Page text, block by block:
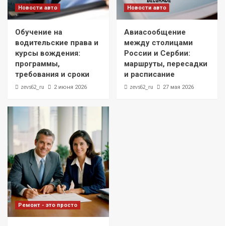
Новости авто
Обучение на
водительские права и
курсы вождения:
программы,
требования и сроки
zevs62_ru 2 июня 2026
Новости авто
Авиасообщение
между столицами
России и Сербии:
маршруты, пересадки
и расписание
zevs62_ru 27 мая 2026
Ремонт - это просто